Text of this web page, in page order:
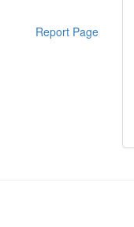
Report Page